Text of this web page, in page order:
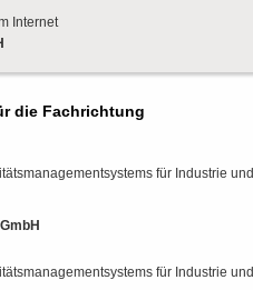
Internet
die Fachrichtung
für Industrie und
für Industrie und